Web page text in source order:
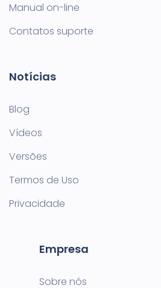
Manual on-line
Contatos suporte
Notícias
Blog
Vídeos
Versões
Termos de Uso
Privacidade
Empresa
Sobre nós